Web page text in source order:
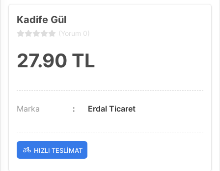
Kadife Gül
(Yorum 0)
27.90 TL
Marka Erdal Ticaret
HIZLI TESLIMAT